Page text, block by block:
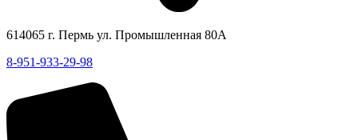
614065 г. Пермь ул. Промышленная 80А
8-951-933-29-98